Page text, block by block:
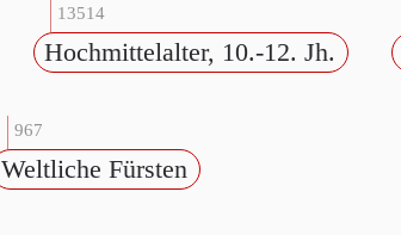
13514
Hochmittelalter, 10.-12. Jh.
967
Weltliche Fürsten